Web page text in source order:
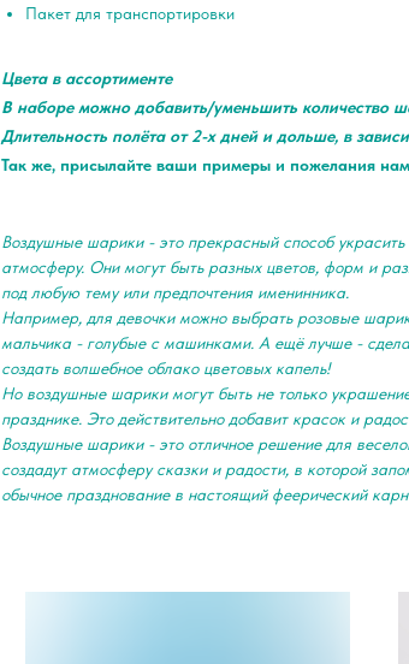
Пакет для транспортировки
Цвета в ассортименте
В наборе можно добавить/уменьшить количество
Длительность полёта от 2-х дней и дольше, в
Так же, присылайте ваши примеры и пожелания
Воздушные шарики - это прекрасный способ
атмосферу. Они могут быть разных цветов, форм и
под любую тему или предпочтения именинника.
Например, для девочки можно выбрать розовые
мальчика - голубые с машинками. А ещё лучше -
создать волшебное облако цветовых капель!
Но воздушные шарики могут быть не только
празднике. Это действительно добавит красок и
Воздушные шарики - это отличное решение для
создадут атмосферу сказки и радости, в которой
обычное празднование в настоящий феерический